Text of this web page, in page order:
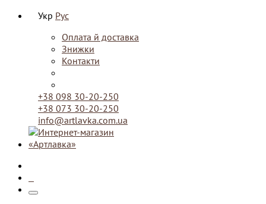
Укр Рус
Оплата й доставка
Знижки
Контакти
+38 098 30-20-250
+38 073 30-20-250
info@artlavka.com.ua